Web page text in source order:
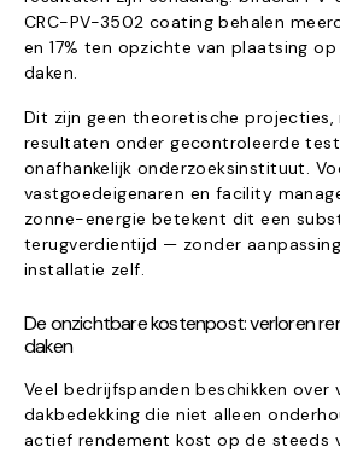
CRC-PV-3502 coating behalen
en 17% ten opzichte van plaatsing
daken.
Dit zijn geen theoretische projecties,
resultaten onder gecontroleerde
onafhankelijk onderzoeksinstituut.
vastgoedeigenaren en facility
zonne-energie betekent dit een
terugverdientijd — zonder
installatie zelf.
De onzichtbare kostenpost: verloren
daken
Veel bedrijfspanden beschikken over
dakbedekking die niet alleen
actief rendement kost op de steeds